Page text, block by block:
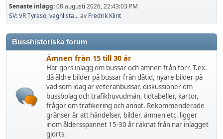
Senaste inlägg:08 augusti 2026, 22:43:03 PM
SV: VR Tyresö, vagnlista...av Fredrik Klint
Busshistoriska forum
Ämnen från 15 till 30 år
Här görs inlägg om bussar och ämnen från förr. T.ex.
då äldre bilder på bussar från dåtid, nyare bilder på
vad som idag är veteranbussar, diskussioner om
bussbolag och trafikhuvudmän, tidtabeller, kartor,
frågor om trafikering och annat. Rekommenderade
gränser är att händelser, bilder, ämnen etc. ligger
inom åldersspannet 15-30 år räknat från när inlägget
gjorts.